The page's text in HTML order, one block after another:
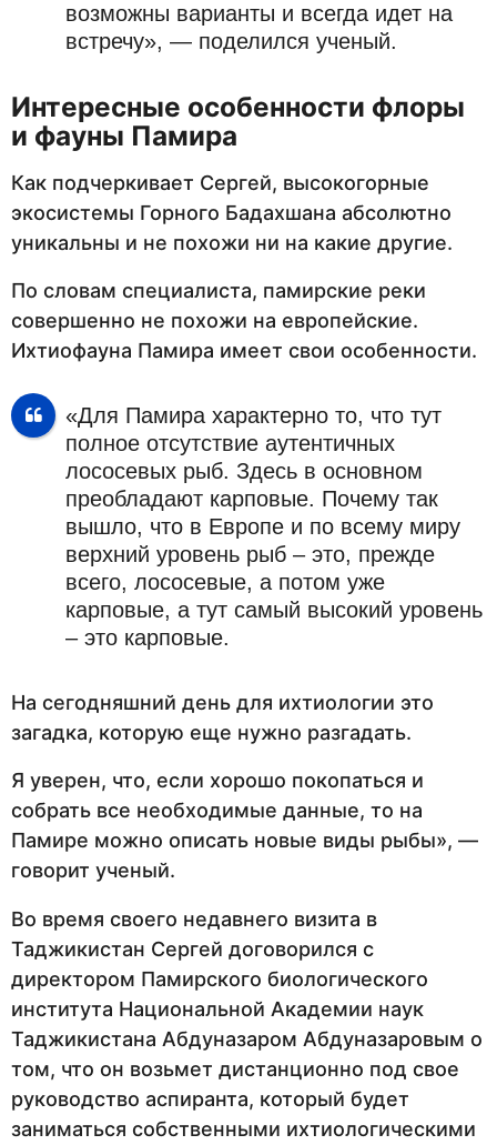
возможны варианты и всегда идет на
встречу», — поделился ученый.
Интересные особенности флоры
и фауны Памира
Как подчеркивает Сергей, высокогорные
экосистемы Горного Бадахшана абсолютно
уникальны и не похожи ни на какие другие.
По словам специалиста, памирские реки
совершенно не похожи на европейские.
Ихтиофауна Памира имеет свои особенности.
«Для Памира характерно то, что тут
полное отсутствие аутентичных
лососевых рыб. Здесь в основном
преобладают карповые. Почему так
вышло, что в Европе и по всему миру
верхний уровень рыб – это, прежде
всего, лососевые, а потом уже
карповые, а тут самый высокий уровень
– это карповые.
На сегодняшний день для ихтиологии это
загадка, которую еще нужно разгадать.
Я уверен, что, если хорошо покопаться и
собрать все необходимые данные, то на
Памире можно описать новые виды рыбы», —
говорит ученый.
Во время своего недавнего визита в
Таджикистан Сергей договорился с
директором Памирского биологического
института Национальной Академии наук
Таджикистана Абдуназаром Абдуназаровым о
том, что он возьмет дистанционно под свое
руководство аспиранта, который будет
заниматься собственными ихтиологическими